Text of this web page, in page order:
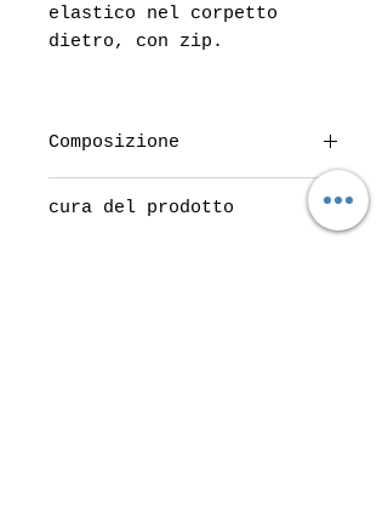
elastico nel corpetto
dietro, con zip.
Composizione
cura del prodotto